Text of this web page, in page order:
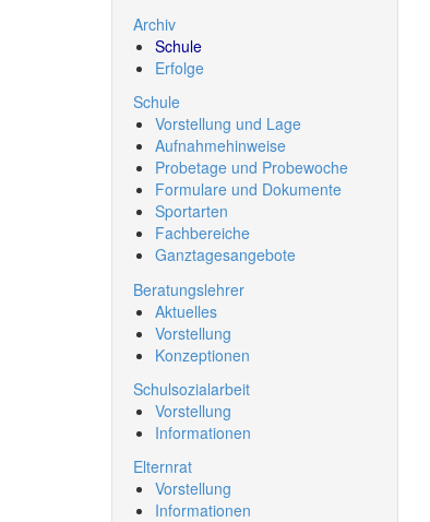
Archiv
Schule
Erfolge
Schule
Vorstellung und Lage
Aufnahmehinweise
Probetage und Probewoche
Formulare und Dokumente
Sportarten
Fachbereiche
Ganztagesangebote
Beratungslehrer
Aktuelles
Vorstellung
Konzeptionen
Schulsozialarbeit
Vorstellung
Informationen
Elternrat
Vorstellung
Informationen